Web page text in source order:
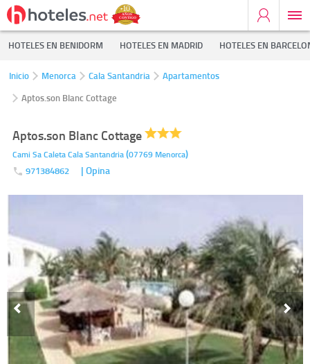
HOTELES EN BENIDORM HOTELES EN MADRID HOTELES EN
Inicio Menorca Cala Santandria
Apartamentos
Aptos.son Blanc Cottage
Aptos.son Blanc Cottage
Cami Sa CaletaCala Santandria(07769 Menorca)
971384862 | Opina